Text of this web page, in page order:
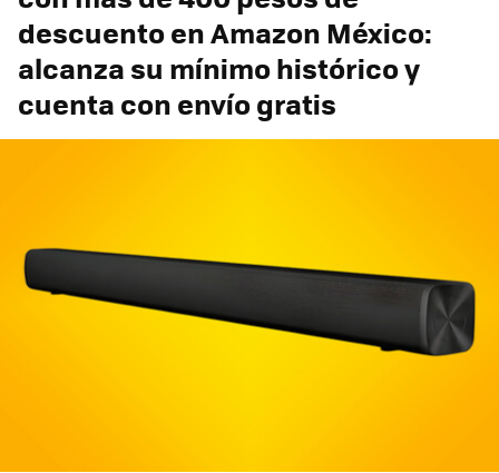
descuento en Amazon México:
alcanza su mínimo histórico y
cuenta con envío gratis